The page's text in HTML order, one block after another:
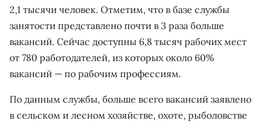
2,1 тысячи человек. Отметим, что в базе службы
занятости представлено почти в 3 раза больше
вакансий. Сейчас доступны 6,8 тысяч рабочих мест
от 780 работодателей, из которых около 60%
вакансий — по рабочим профессиям.
По данным службы, больше всего вакансий заявлено
в сельском и лесном хозяйстве, охоте, рыболовстве